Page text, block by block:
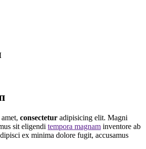
consectetur adipisicing elit. Magni
sit eligendi tempora magnam inventore ab
ex minima dolore fugit, accusamus